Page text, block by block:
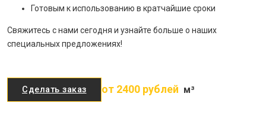
Готовым к использованию в кратчайшие сроки
Свяжитесь с нами сегодня и узнайте больше о наших
специальных предложениях!
Сделать заказ от 2400 рублей м³